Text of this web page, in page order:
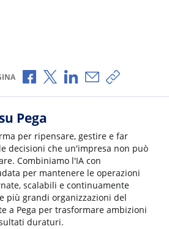
Condividi via Facebook
Condividi via X
Condividi via
Condividi via e-
Copia link
Pega
per ripensare, gestire e far
decisioni che un'impresa non può
Combiniamo l'IA con
per mantenere le operazioni
scalabili e continuamente
più grandi organizzazioni del
a Pega per trasformare ambizioni
duraturi.